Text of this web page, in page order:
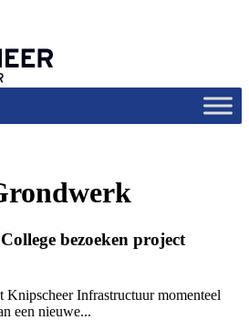
bezoeken project
Infrastructuur momenteel
een nieuwe...